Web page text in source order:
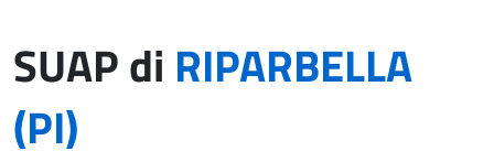
SUAP di RIPARBELLA
(PI)